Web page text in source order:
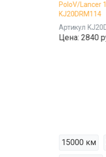
PoloV/Lancer
KJ20DRM114
Артикул
Цена: 2840
15000 км